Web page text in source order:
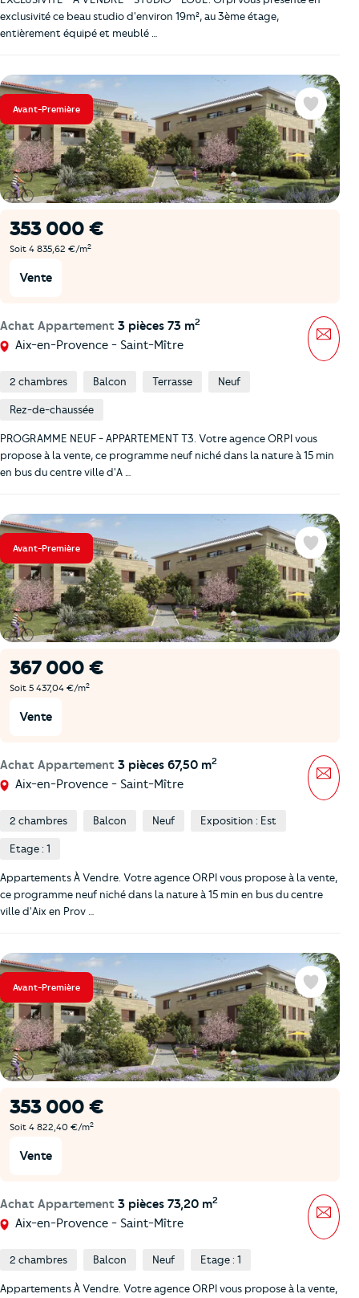
exclusivité ce beau studio d'environ 19m², au 3ème étage,
entièrement équipé et meublé …
Avant-Première
353 000 €
Soit 4 835,62 €/m2
Vente
Achat Appartement 3 pièces 73 m2
Aix-en-Provence - Saint-Mître
Favoris
2 chambres Balcon Terrasse Neuf
Rez-de-chaussée
PROGRAMME NEUF - APPARTEMENT T3. Votre agence ORPI vous
propose à la vente, ce programme neuf niché dans la nature à 15 min
en bus du centre ville d'A …
Avant-Première
367 000 €
Soit 5 437,04 €/m2
Vente
Achat Appartement 3 pièces 67,50 m2
Aix-en-Provence - Saint-Mître
Favoris
2 chambres Balcon Neuf Exposition : Est
Etage : 1
Appartements À Vendre. Votre agence ORPI vous propose à la vente,
ce programme neuf niché dans la nature à 15 min en bus du centre
ville d'Aix en Prov …
Avant-Première
353 000 €
Soit 4 822,40 €/m2
Vente
Achat Appartement 3 pièces 73,20 m2
Aix-en-Provence - Saint-Mître
Favoris
2 chambres Balcon Neuf Etage : 1
Appartements À Vendre. Votre agence ORPI vous propose à la vente,